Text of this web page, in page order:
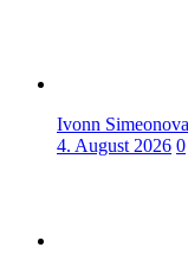
Ivonn
4. August 2026 0